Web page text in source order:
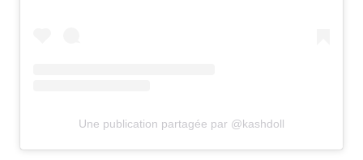
Une publication partagée par @kashdoll